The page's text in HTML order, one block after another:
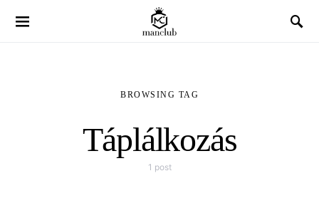
BROWSING TAG
Táplálkozás
1 post